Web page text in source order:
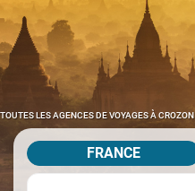
TOUTES LES AGENCES DE VOYAGES À CROZON
FRANCE